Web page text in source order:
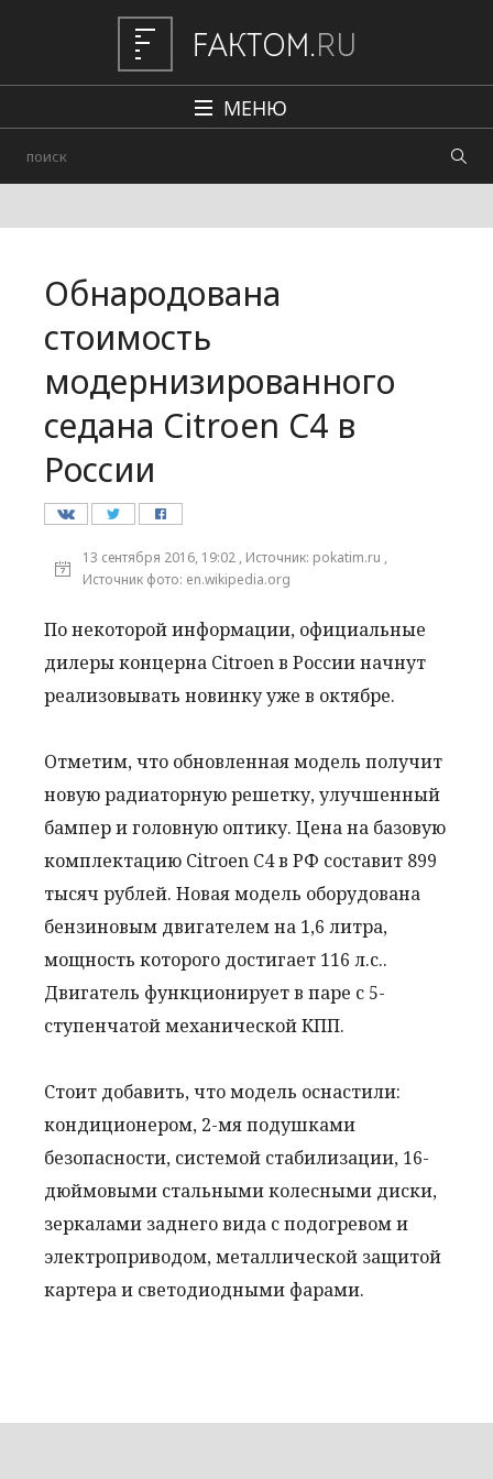
МЕНЮ
Авто
Происшествия
Редакция
Обнародована
стоимость
модернизированного
седана Citroen C4 в
России
13 сентября 2016, 19:02 , Источник: pokatim.ru ,
Источник фото: en.wikipedia.org
По некоторой информации, официальные
дилеры концерна Citroen в России начнут
реализовывать новинку уже в октябре.
Отметим, что обновленная модель получит
новую радиаторную решетку, улучшенный
бампер и головную оптику. Цена на базовую
комплектацию Citroen C4 в РФ составит 899
тысяч рублей. Новая модель оборудована
бензиновым двигателем на 1,6 литра,
мощность которого достигает 116 л.с..
Двигатель функционирует в паре с 5-
ступенчатой механической КПП.
Стоит добавить, что модель оснастили:
кондиционером, 2-мя подушками
безопасности, системой стабилизации, 16-
дюймовыми стальными колесными диски,
зеркалами заднего вида с подогревом и
электроприводом, металлической защитой
картера и светодиодными фарами.